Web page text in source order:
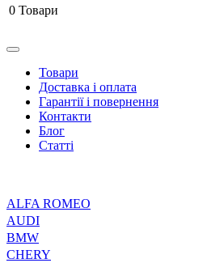
0 Товари
Товари
Доставка і оплата
Гарантії і повернення
Контакти
Блог
Статті
ALFA ROMEO
AUDI
BMW
CHERY